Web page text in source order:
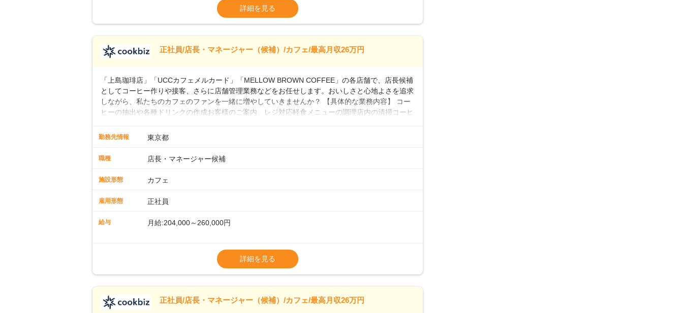
※経験・スキルを考慮の上、決定します。
※別途、残業代および各種手当あり
※試用期間なし
■店長職： ・西日本／月給26万7500円～ ・東日本／月給28万900円～
■年収例・一般職：年収300万円／月給20.4万円＋賞与(年3回)・店長職：年収410
詳細を見る
正社員/店長・マネージャー（候補）/カフェ/最高月収26万円
「上島珈琲店」「UCCカフェメルカード」「MELLOW BROWN COFFEE」の各店舗で、店長候補
としてコーヒー作りや接客、さらに店舗管理業務などをお任せします。おいしさと心地よさを追求
しながら、私たちのカフェのファンを一緒に増やしていきませんか？ 【具体的な業務内容】 コー
ヒーの抽出や各種ドリンクの作成お客様のご案内、レジ対応軽食メニューの調理店内の清掃コーヒ
先輩スタッフが丁寧に教えます。スタッフは20代から40代まで幅広い年齢層が活躍しており、チ
に馴染める環境です。「カフェの接客は初めて」という方も安心してスタートを♪ ■ゆくゆくは店
もお任せしていきます。「店舗のマネジメントなんて難しそう…」そんな心配は一切無用♪一つひ
ーへのステップアップもあり！長期のキャリア形成をしっかり支援します。
勤務先情報 東京都
職種 店長・マネージャー候補
施設形態 カフェ
雇用形態 正社員
給与 月給:204,000～260,000円
※経験・スキルを考慮の上、決定します。
※別途、残業代および各種手当あり
※試用期間なし
■店長職： ・西日本／月給26万7500円～ ・東日本／月給28万900円～
■年収例・一般職：年収300万円／月給20.4万円＋賞与(年3回)・店長職：年収410
詳細を見る
正社員/店長・マネージャー（候補）/カフェ/最高月収26万円